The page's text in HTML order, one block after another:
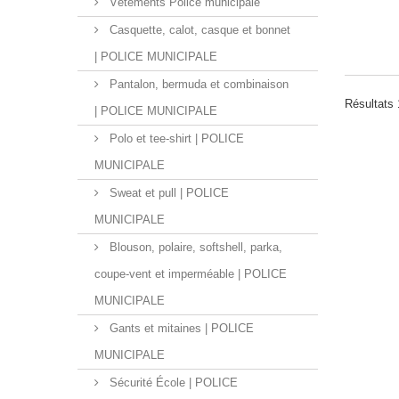
Casquette, calot, casque et bonnet
| POLICE MUNICIPALE
Pantalon, bermuda et combinaison
| POLICE MUNICIPALE
Polo et tee-shirt | POLICE
MUNICIPALE
Sweat et pull | POLICE
MUNICIPALE
Blouson, polaire, softshell, parka,
coupe-vent et imperméable | POLICE
MUNICIPALE
Gants et mitaines | POLICE
MUNICIPALE
Sécurité École | POLICE
Résultats